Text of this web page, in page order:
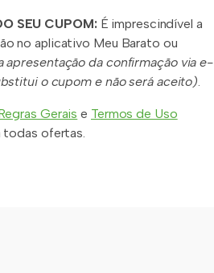
SEU CUPOM:É imprescindível a
no aplicativo Meu Barato ou
apresentação da confirmação via e-
o cupom e não será aceito).
Gerais e Termos de Uso
todas ofertas.